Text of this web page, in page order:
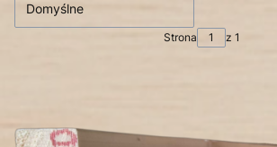
Domyślne
Strona z 1